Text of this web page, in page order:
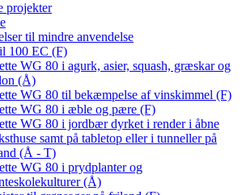
projekter
til mindre anvendelse
100 EC (F)
WG 80 i agurk, asier, squash, græskar og
(Å)
WG 80 til bekæmpelse af vinskimmel (F)
WG 80 i æble og pære (F)
WG 80 i jordbær dyrket i render i åbne
samt på tabletop eller i tunneller på
(Å - T)
WG 80 i prydplanter og
(Å)